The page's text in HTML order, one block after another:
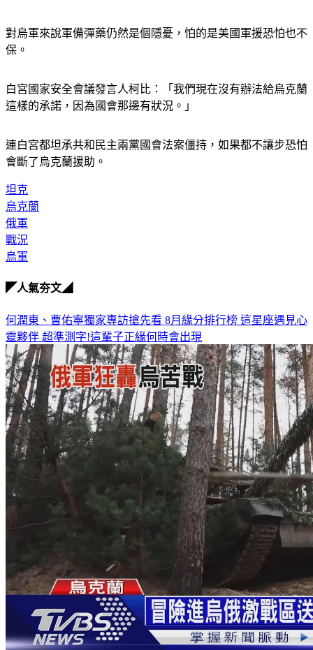
對烏軍來說軍備彈藥仍然是個隱憂，怕的是美國軍援恐怕也不
保。
白宮國家安全會議發言人柯比：「我們現在沒有辦法給烏克蘭
這樣的承諾，因為國會那邊有狀況。」
連白宮都坦承共和民主兩黨國會法案僵持，如果都不讓步恐怕
會斷了烏克蘭援助。
坦克
烏克蘭
俄軍
戰況
烏軍
◤人氣夯文◢
何潤東、曹佑寧獨家專訪搶先看 8月緣分排行榜 這星座遇見心
靈夥伴 超準測字!這輩子正緣何時會出現